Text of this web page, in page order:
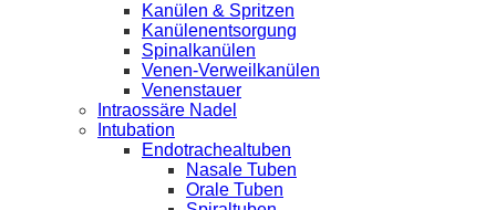
Kanülen & Spritzen
Kanülenentsorgung
Spinalkanülen
Venen-Verweilkanülen
Venenstauer
Intraossäre Nadel
Intubation
Endotrachealtuben
Nasale Tuben
Orale Tuben